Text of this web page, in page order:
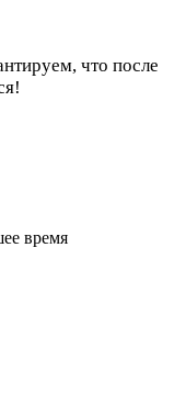
что после
время